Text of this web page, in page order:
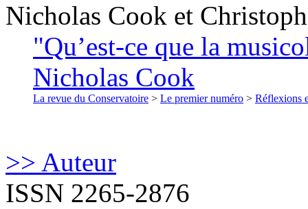
Nicholas Cook et
"Qu’est-ce que la
Nicholas Cook
La revue du Conservatoire > Le premier numéro > Réflexions
>> Auteur
ISSN 2265-2876